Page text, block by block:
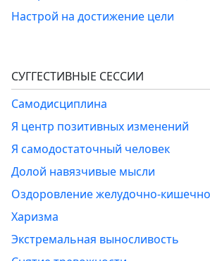
Настрой на достижение цели
СУГГЕСТИВНЫЕ СЕССИИ
Самодисциплина
Я центр позитивных изменений
Я самодостаточный человек
Долой навязчивые мысли
Оздоровление желудочно-
Харизма
Экстремальная выносливость